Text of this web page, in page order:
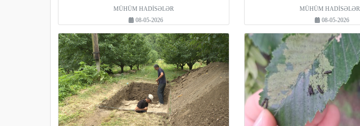
MÜHÜM HADİSƏLƏR
08-05-2026
MÜHÜM HADİSƏLƏR
08-05-2026